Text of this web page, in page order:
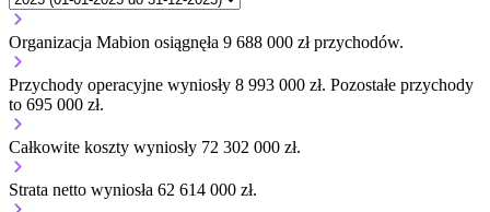
Organizacja Mabion osiągnęła 9 688 000 zł przychodów.
Przychody operacyjne wyniosły 8 993 000 zł. Pozostałe przychody
to 695 000 zł.
Całkowite koszty wyniosły 72 302 000 zł.
Strata netto wyniosła 62 614 000 zł.